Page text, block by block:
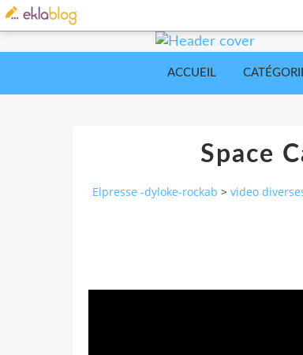
ACCUEIL
Space
Elpresse -dyloke-rockab > video